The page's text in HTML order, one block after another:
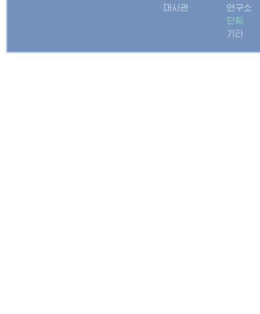
대사관
연구소
단체
기타